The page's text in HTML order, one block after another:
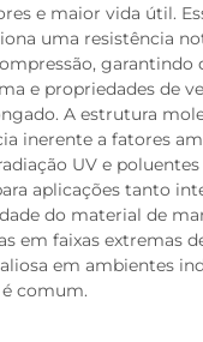
e maior vida útil.
uma resistência
garantindo
e propriedades de
A estrutura
inerente a fatores
UV e
aplicações tanto
do material de
em faixas extremas
em ambientes
comum.